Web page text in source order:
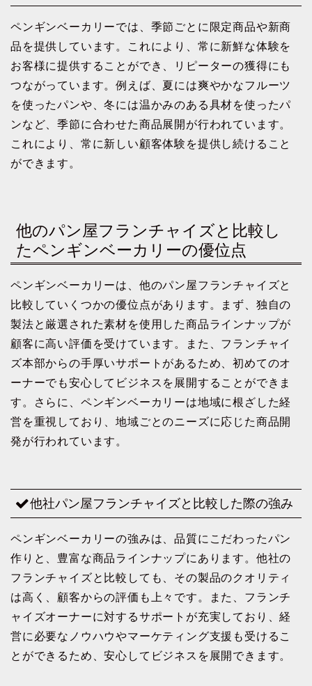
ペンギンベーカリーでは、季節ごとに限定商品や新商
品を提供しています。これにより、常に新鮮な体験を
お客様に提供することができ、リピーターの獲得にも
つながっています。例えば、夏には爽やかなフルーツ
を使ったパンや、冬には温かみのある具材を使ったパ
ンなど、季節に合わせた商品展開が行われています。
これにより、常に新しい顧客体験を提供し続けること
ができます。
他のパン屋フランチャイズと比較し
たペンギンベーカリーの優位点
ペンギンベーカリーは、他のパン屋フランチャイズと
比較していくつかの優位点があります。まず、独自の
製法と厳選された素材を使用した商品ラインナップが
顧客に高い評価を受けています。また、フランチャイ
ズ本部からの手厚いサポートがあるため、初めてのオ
ーナーでも安心してビジネスを展開することができま
す。さらに、ペンギンベーカリーは地域に根ざした経
営を重視しており、地域ごとのニーズに応じた商品開
発が行われています。
他社パン屋フランチャイズと比較した際の強み
ペンギンベーカリーの強みは、品質にこだわったパン
作りと、豊富な商品ラインナップにあります。他社の
フランチャイズと比較しても、その製品のクオリティ
は高く、顧客からの評価も上々です。また、フランチ
ャイズオーナーに対するサポートが充実しており、経
営に必要なノウハウやマーケティング支援も受けるこ
とができるため、安心してビジネスを展開できます。